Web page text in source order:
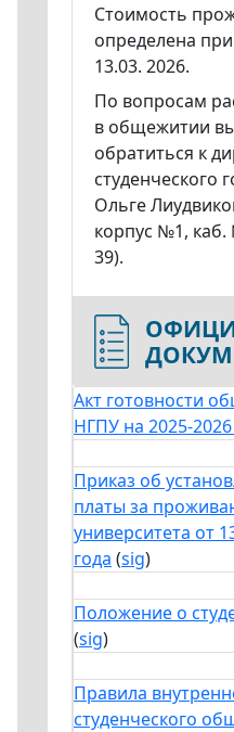
Стоимость
определена
13.03. 2026.
По вопросам
в общежитии
обратиться к
студенческого
Ольге
корпус №1, каб.
39).
Акт готовности
НГПУ на 2025-
Приказ об
платы за
университета от
года (sig)
Положение о
(sig)
Правила
студенческого